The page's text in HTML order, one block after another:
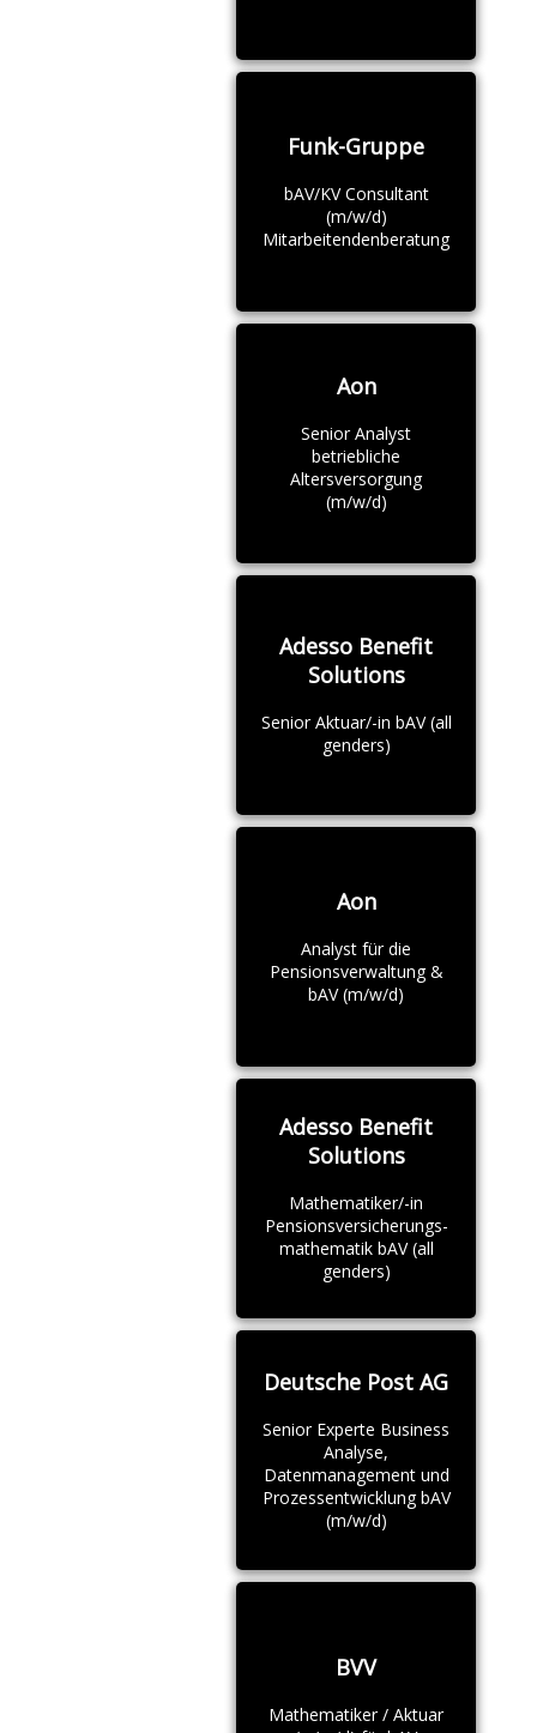
Funk-Gruppe
bAV/KV Consultant
(m/w/d)
Mitarbeitendenberatung
Aon
Senior Analyst
betriebliche
Altersversorgung
(m/w/d)
Adesso Benefit
Solutions
Senior Aktuar/-in bAV (all
genders)
Aon
Analyst für die
Pensionsverwaltung &
bAV (m/w/d)
Adesso Benefit
Solutions
Mathematiker/-in
Pensionsversicherungs-
mathematik bAV (all
genders)
Deutsche Post AG
Senior Experte Business
Analyse,
Datenmanagement und
Prozessentwicklung bAV
(m/w/d)
BVV
Mathematiker / Aktuar